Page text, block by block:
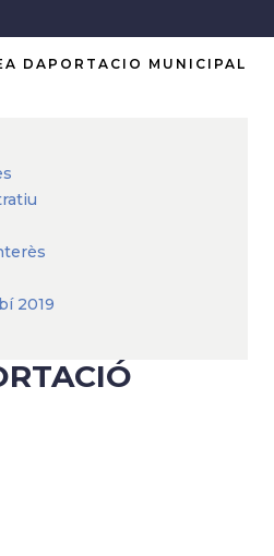
DAPORTACIO MUNICIPAL
2019